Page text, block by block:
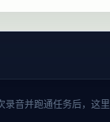
录音并跑通任务后，这